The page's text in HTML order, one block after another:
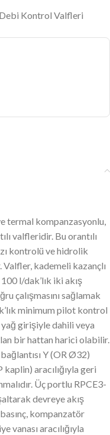
Kontrol Valfleri
termal kompanzasyonlu,
valfleridir. Bu orantılı
kontrolü ve hidrolik
kademeli kazançlı
l/dak’lık iki akış
çalışmasını sağlamak
minimum pilot kontrol
yağ girişiyle dahili veya
bir hattan harici olabilir.
Y (OR Ø32)
aracılığıyla geri
Üç portlu RPCE3-
devreye akış
kompanzatör
vanası aracılığıyla